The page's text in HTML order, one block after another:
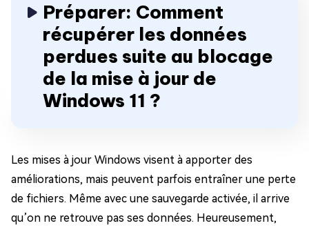
Préparer: Comment
récupérer les données
perdues suite au blocage
de la mise à jour de
Windows 11 ?
Les mises à jour Windows visent à apporter des
améliorations, mais peuvent parfois entraîner une perte
de fichiers. Même avec une sauvegarde activée, il arrive
qu’on ne retrouve pas ses données. Heureusement,